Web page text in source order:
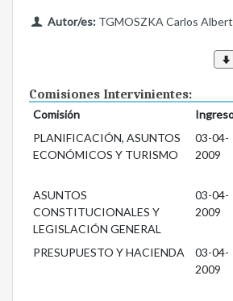
Autor/es:TGMOSZKA Carlos
Comisiones Intervinientes:
Comisión
PLANIFICACIÓN, ASUNTOS
ECONÓMICOS Y TURISMO
03-04-
2009
ASUNTOS
CONSTITUCIONALES Y
LEGISLACIÓN GENERAL
03-04-
2009
PRESUPUESTO Y HACIENDA
03-04-
2009